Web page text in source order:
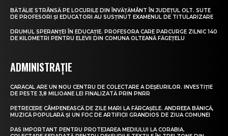
BĂTĂLIE STRÂNSĂ PE LOCURILE DIN ÎNVĂȚĂMÂNT ÎN JUDEȚUL OLT. SUTE
DE PROFESORI ȘI EDUCATORI AU SUSȚINUT EXAMENUL DE TITULARIZARE
DRUMUL SPERANȚEI ÎN EDUCAȚIE. PROFESORA CARE PARCURGE ZILNIC 140
DE KILOMETRI PENTRU ELEVII DIN COMUNA OLTEANĂ FĂGEȚELU
ADMINISTRAȚIE
CARACAL ARE UN NOU CENTRU DE COLECTARE A DEȘEURILOR. INVESTIȚIE
DE PESTE 3,8 MILIOANE LEI FINALIZATĂ PRIN PNRR
PETRECERE CÂMPENEASCĂ DE ZILE MARI LA FĂRCAȘELE. ANDREEA BĂNICĂ,
MUZICĂ POPULARĂ ȘI UN FOC DE ARTIFICII GRANDIOS DE ZIUA COMUNEI
PAS IMPORTANT PENTRU PROTEJAREA MEDIULUI LA CORABIA.